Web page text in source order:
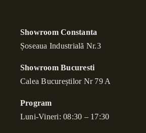
Showroom Constanta
Șoseaua Industrială Nr.3
Showroom Bucuresti
Calea Bucureștilor Nr 79 A
Program
Luni-Vineri: 08:30 – 17:30